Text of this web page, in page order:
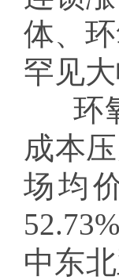
体、
罕见
环
成本
场均
中东